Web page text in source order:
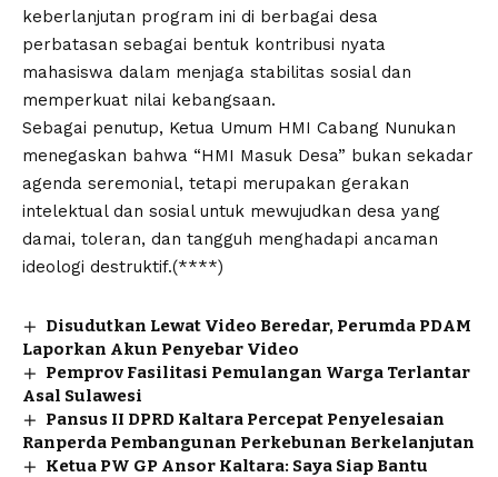
keberlanjutan program ini di berbagai desa
perbatasan sebagai bentuk kontribusi nyata
mahasiswa dalam menjaga stabilitas sosial dan
memperkuat nilai kebangsaan.
Sebagai penutup, Ketua Umum HMI Cabang Nunukan
menegaskan bahwa “HMI Masuk Desa” bukan sekadar
agenda seremonial, tetapi merupakan gerakan
intelektual dan sosial untuk mewujudkan desa yang
damai, toleran, dan tangguh menghadapi ancaman
ideologi destruktif.(****)
Disudutkan Lewat Video Beredar, Perumda PDAM
Laporkan Akun Penyebar Video
Pemprov Fasilitasi Pemulangan Warga Terlantar
Asal Sulawesi
Pansus II DPRD Kaltara Percepat Penyelesaian
Ranperda Pembangunan Perkebunan Berkelanjutan
Ketua PW GP Ansor Kaltara: Saya Siap Bantu